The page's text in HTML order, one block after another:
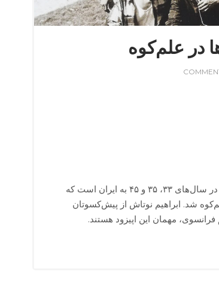
این اپیزود داستان ۳ برنامه‌ی فرانسوی‌ها در سال‌های ۳۳، ۳۵ و ۴۵ به ایران است که
شد. ابراهیم نوتاش از پیش‌کسوتان
فرانسوی، مهمان این اپیزود هستند.